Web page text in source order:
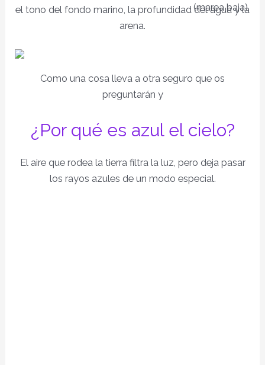
(marea baja).
el tono del fondo marino, la profundidad del agua y la
arena.
Como una cosa lleva a otra seguro que os
preguntarán y
¿Por qué es azul el cielo?
El aire que rodea la tierra filtra la luz, pero deja pasar
los rayos azules de un modo especial.